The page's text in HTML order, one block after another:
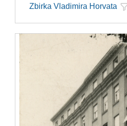
Zbirka Vladimira Horvata